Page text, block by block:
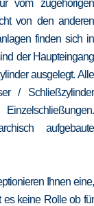
vom zugehörigen
von den anderen
finden sich in
der Haupteingang
ausgelegt. Alle
/ Schließzylinder
aufgebaute
Ihnen eine,
es keine Rolle ob für